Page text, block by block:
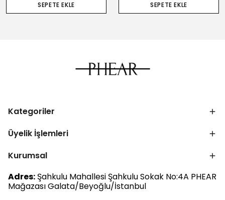
SEPETE EKLE SEPETE EKLE
Kategoriler
Üyelik İşlemleri
Kurumsal
Adres: Şahkulu Mahallesi Şahkulu Sokak No:4A PHEAR
Mağazası Galata/Beyoğlu/İstanbul